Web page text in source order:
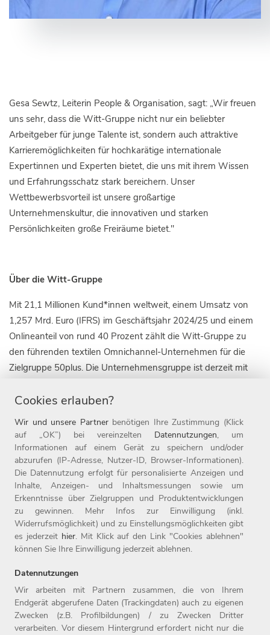
Gesa Sewtz, Leiterin People & Organisation, sagt: „Wir freuen
uns sehr, dass die Witt-Gruppe nicht nur ein beliebter
Arbeitgeber für junge Talente ist, sondern auch attraktive
Karrieremöglichkeiten für hochkarätige internationale
Expertinnen und Experten bietet, die uns mit ihrem Wissen
und Erfahrungsschatz stark bereichern. Unser
Wettbewerbsvorteil ist unsere großartige
Unternehmenskultur, die innovativen und starken
Persönlichkeiten große Freiräume bietet."
Über die Witt-Gruppe
Mit 21,1 Millionen Kund*innen weltweit, einem Umsatz von
1,257 Mrd. Euro (IFRS) im Geschäftsjahr 2024/25 und einem
Onlineanteil von rund 40 Prozent zählt die Witt-Gruppe zu
den führenden textilen Omnichannel-Unternehmen für die
Zielgruppe 50plus. Die Unternehmensgruppe ist derzeit mit
gegründete Marke Witt, sowie mit 20 Online-Shops aktiv.
Filialen im stationären Handel vertreten. Seit Ende 2019
gehört die Marke heine zur Witt-Gruppe, seit 2025 die Marke
sheego.
Die Witt-Gruppe ist mit rund 3.700 Mitarbeitenden nicht nur
einer der größten Arbeitgeber der Oberpfalz, sondern auch
einer der beliebtesten Deutschlands und gehört zu den rund
fünf Prozent der beliebtesten Unternehmen auf kununu. Seit
1987 ist die Witt-Gruppe Teil der Otto Group. Weitere
Home
Jobs
Kontakt
Cookies erlauben?
Wir und unsere Partnerbenötigen Ihre Zustimmung (Klick
auf „OK”) bei vereinzelten Datennutzungen, um
Informationen auf einem Gerät zu speichern und/oder
abzurufen (IP-Adresse, Nutzer-ID, Browser-Informationen).
Die Datennutzung erfolgt für personalisierte Anzeigen und
Inhalte, Anzeigen- und Inhaltsmessungen sowie um
Erkenntnisse über Zielgruppen und Produktentwicklungen
zu gewinnen. Mehr Infos zur Einwilligung (inkl.
Widerrufsmöglichkeit) und zu Einstellungsmöglichkeiten gibt
es jederzeit hier. Mit Klick auf den Link "Cookies ablehnen"
können Sie Ihre Einwilligung jederzeit ablehnen.
Datennutzungen
Wir arbeiten mit Partnern zusammen, die von Ihrem
Endgerät abgerufene Daten (Trackingdaten) auch zu eigenen
Zwecken (z.B. Profilbildungen) / zu Zwecken Dritter
verarbeiten. Vor diesem Hintergrund erfordert nicht nur die